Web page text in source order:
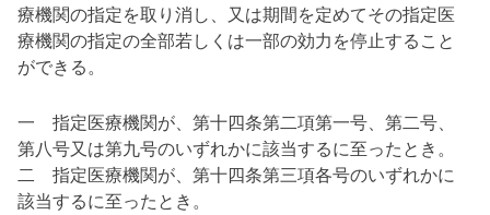
療機関の指定を取り消し、又は期間を定めてその指定医
療機関の指定の全部若しくは一部の効力を停止すること
ができる。
一 指定医療機関が、第十四条第二項第一号、第二号、
第八号又は第九号のいずれかに該当するに至ったとき。
二 指定医療機関が、第十四条第三項各号のいずれかに
該当するに至ったとき。